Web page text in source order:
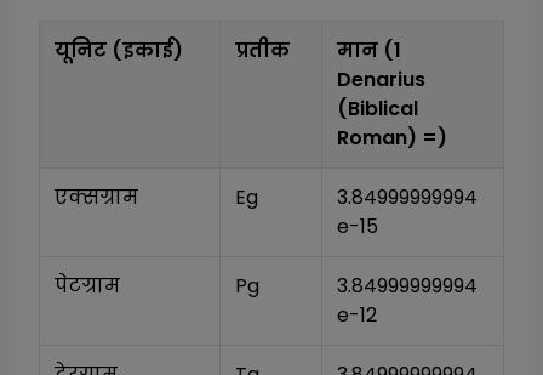
यूनिट (इकाई) प्रतीक
मान (1
Denarius
(Biblical
Roman) =)
एक्सग्राम Eg
3.84999999994
e-15
पेटग्राम Pg
3.84999999994
e-12